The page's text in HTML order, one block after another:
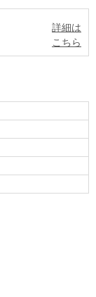
詳細は
こちら